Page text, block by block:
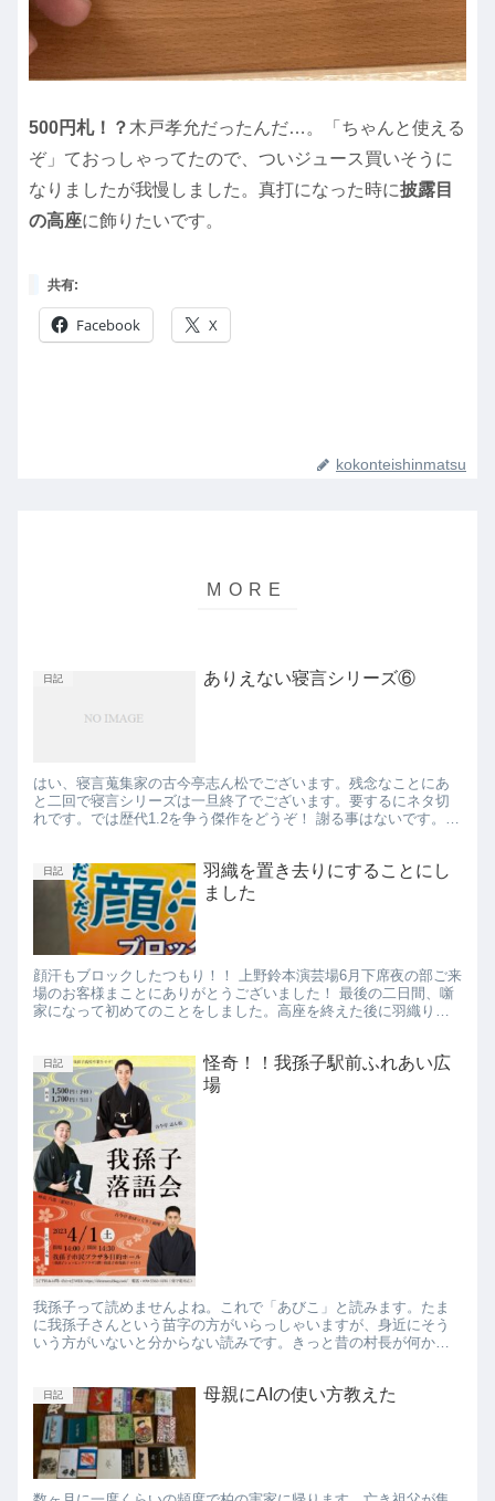
500円札！？ 木戸孝允だったんだ…。「ちゃんと使える
ぞ」ておっしゃってたので、ついジュース買いそうに
なりましたが我慢しました。真打になった時に披露目
の高座に飾りたいです。
共有:
Facebook X
kokonteishinmatsu
日記 ありえない寝言シリーズ⑥
はい、寝言蒐集家の古今亭志ん松でございます。残念なことにあ
と二回で寝言シリーズは一旦終了でございます。要するにネタ切
れです。では歴代1.2を争う傑作をどうぞ！ 謝る事はないです。い
日記
羽織を置き去りにすることにし
ました
顔汗もブロックしたつもり！！ 上野鈴本演芸場6月下席夜の部ご来
場のお客様まことにありがとうございました！ 最後の二日間、噺
家になって初めてのことをしました。高座を終えた後に羽織りを
日記
怪奇！！我孫子駅前ふれあい広
場
我孫子って読めませんよね。これで「あびこ」と読みます。たま
に我孫子さんという苗字の方がいらっしゃいますが、身近にそう
いう方がいないと分からない読みです。きっと昔の村長が何かが
日記 母親にAIの使い方教えた